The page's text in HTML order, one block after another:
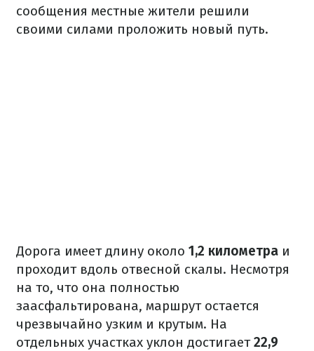
сообщения местные жители решили
своими силами проложить новый путь.
Дорога имеет длину около 1,2 километра и
проходит вдоль отвесной скалы. Несмотря
на то, что она полностью
заасфальтирована, маршрут остается
чрезвычайно узким и крутым. На
отдельных участках уклон достигает22,9